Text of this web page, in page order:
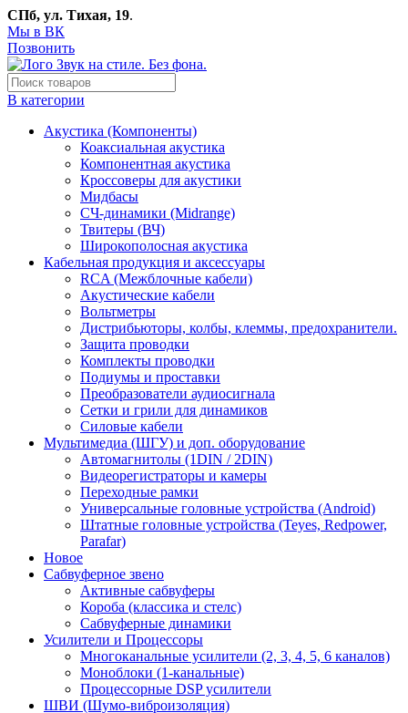
СПб, ул. Тихая, 19.
Мы в ВК
Позвонить
В категории
Акустика (Компоненты)
Коаксиальная акустика
Компонентная акустика
Кроссоверы для акустики
Мидбасы
СЧ-динамики (Midrange)
Твитеры (ВЧ)
Широкополосная акустика
Кабельная продукция и аксессуары
RCA (Межблочные кабели)
Акустические кабели
Вольтметры
Дистрибьюторы, колбы, клеммы, предохранители.
Защита проводки
Комплекты проводки
Подиумы и проставки
Преобразователи аудиосигнала
Сетки и грили для динамиков
Силовые кабели
Мультимедиа (ШГУ) и доп. оборудование
Автомагнитолы (1DIN / 2DIN)
Видеорегистраторы и камеры
Переходные рамки
Универсальные головные устройства (Android)
Штатные головные устройства (Teyes, Redpower,
Parafar)
Новое
Сабвуферное звено
Активные сабвуферы
Короба (классика и стелс)
Сабвуферные динамики
Усилители и Процессоры
Многоканальные усилители (2, 3, 4, 5, 6 каналов)
Моноблоки (1-канальные)
Процессорные DSP усилители
ШВИ (Шумо-виброизоляция)